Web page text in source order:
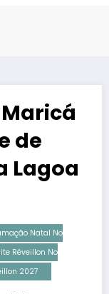
de
Lagoa
Natal No
Réveillon No
2027